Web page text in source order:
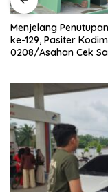
Bupati Ajak
Perkuat Kecintaan
Rasulullah melalui